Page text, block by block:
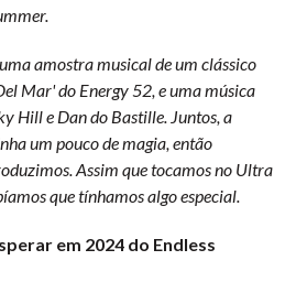
amostra musical de um clássico
Mar' do Energy 52, e uma música
Hill e Dan do Bastille. Juntos, a
um pouco de magia, então
Assim que tocamos no Ultra
que tínhamos algo especial.
em 2024 do Endless